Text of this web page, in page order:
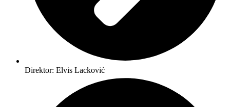
Direktor: Elvis Lacković